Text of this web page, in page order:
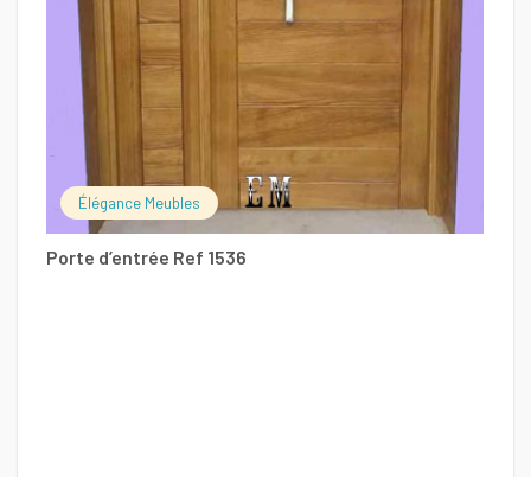
Élégance Meubles
Porte d’entrée Ref 1536